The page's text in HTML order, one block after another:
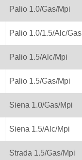
Palio 1.0/Gas/Mpi
Palio 1.0/1.5/Alc/Gas
Palio 1.5/Alc/Mpi
Palio 1.5/Gas/Mpi
Siena 1.0/Gas/Mpi
Siena 1.5/Alc/Mpi
Strada 1.5/Gas/Mpi